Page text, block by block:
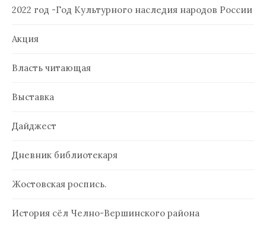
2022 год -Год Культурного наследия народов России
Акция
Власть читающая
Выставка
Дайджест
Дневник библиотекаря
Жостовская роспись.
История сёл Челно-Вершинского района